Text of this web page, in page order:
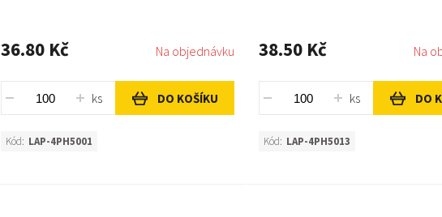
36.80 Kč Na objednávku
ks DO KOŠÍKU
Kód: LAP-4PH5001
38.50 Kč Na
ks DO
Kód: LAP-4PH5013